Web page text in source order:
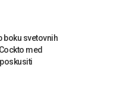
boku svetovnih
med